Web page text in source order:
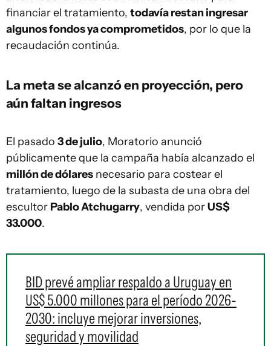
financiar el tratamiento, todavía restan ingresar
algunos fondos ya comprometidos, por lo que la
recaudación continúa.
La meta se alcanzó en proyección, pero
aún faltan ingresos
El pasado 3 de julio, Moratorio anunció
públicamente que la campaña había alcanzado el
millón de dólares necesario para costear el
tratamiento, luego de la subasta de una obra del
escultor Pablo Atchugarry, vendida porUS$
33.000.
BID prevé ampliar respaldo a Uruguay en
US$ 5.000 millones para el período 2026-
2030: incluye mejorar inversiones,
seguridad y movilidad